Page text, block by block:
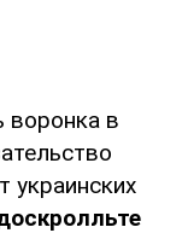
воронка в
украинских